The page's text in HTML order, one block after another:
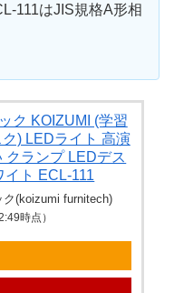
111はJIS規格A形相
ク KOIZUMI (学習
) LEDライト 高演
クランプ LEDデス
イト ECL-111
ク(koizumi furnitech)
時点）